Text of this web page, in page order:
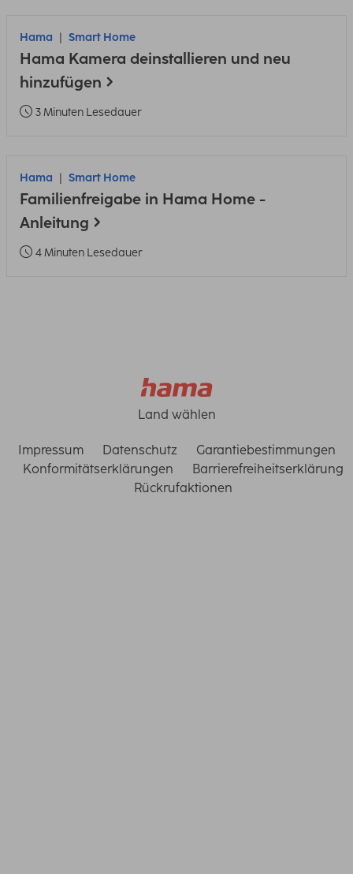
Hama Smart Home
Hama Kamera deinstallieren und neu
hinzufügen
3 Minuten Lesedauer
Hama Smart Home
Familienfreigabe in Hama Home -
Anleitung
4 Minuten Lesedauer
Land wählen
Impressum Datenschutz
Garantiebestimmungen
Konformitätserklärungen
Barrierefreiheitserklärung
Rückrufaktionen